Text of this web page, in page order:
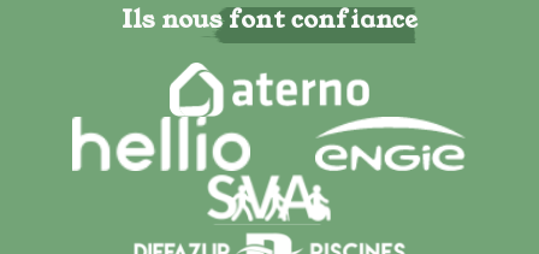
Ils nous font confiance